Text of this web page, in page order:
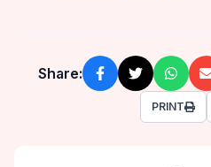
Share:
PRINT